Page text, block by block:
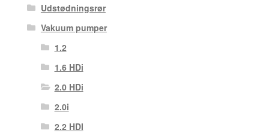
Udstødningsrør
Vakuum pumper
1.2
1.6 HDi
2.0 HDi
2.0i
2.2 HDI